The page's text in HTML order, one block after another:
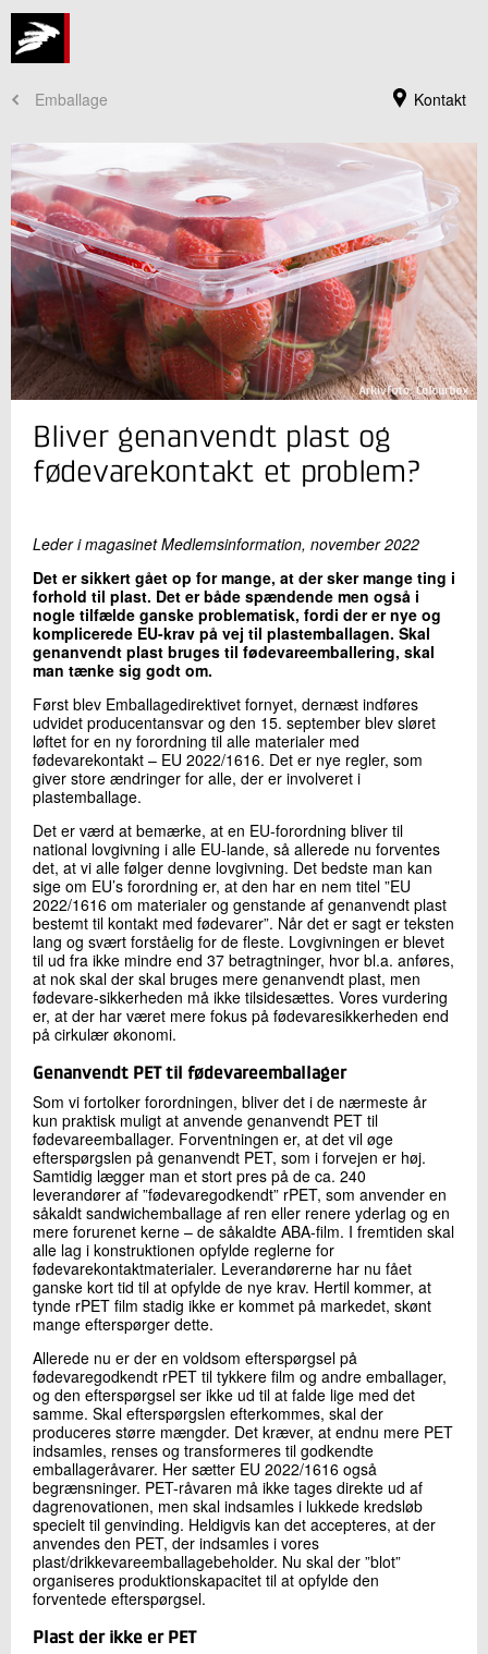
Kontakt
Emballage
Jeg er din kontaktperson
Lars Germann
Centerchef, Civilingeniør, ph.d.
Plast og Emballage
Skriv til mig
Bliver genanvendt plast og
fødevarekontakt et problem?
Leder i magasinet Medlemsinformation, november 2022
Det er sikkert gået op for mange, at der sker mange ting i
forhold til plast. Det er både spændende men også i
nogle tilfælde ganske problematisk, fordi der er nye og
komplicerede EU-krav på vej til plastemballagen. Skal
genanvendt plast bruges til fødevareemballering, skal
man tænke sig godt om.
Først blev Emballagedirektivet fornyet, dernæst indføres
udvidet producentansvar og den 15. september blev sløret
løftet for en ny forordning til alle materialer med
fødevarekontakt – EU 2022/1616. Det er nye regler, som
giver store ændringer for alle, der er involveret i
plastemballage.
Det er værd at bemærke, at en EU-forordning bliver til
national lovgivning i alle EU-lande, så allerede nu forventes
det, at vi alle følger denne lovgivning. Det bedste man kan
sige om EU’s forordning er, at den har en nem titel ”EU
2022/1616 om materialer og genstande af genanvendt plast
bestemt til kontakt med fødevarer”. Når det er sagt er teksten
lang og svært forståelig for de fleste. Lovgivningen er blevet
til ud fra ikke mindre end 37 betragtninger, hvor bl.a. anføres,
at nok skal der skal bruges mere genanvendt plast, men
fødevare-sikkerheden må ikke tilsidesættes. Vores vurdering
er, at der har været mere fokus på fødevaresikkerheden end
på cirkulær økonomi.
Genanvendt PET til fødevareemballager
Som vi fortolker forordningen, bliver det i de nærmeste år
kun praktisk muligt at anvende genanvendt PET til
fødevareemballager. Forventningen er, at det vil øge
efterspørgslen på genanvendt PET, som i forvejen er høj.
Samtidig lægger man et stort pres på de ca. 240
leverandører af ”fødevaregodkendt” rPET, som anvender en
såkaldt sandwichemballage af ren eller renere yderlag og en
mere forurenet kerne – de såkaldte ABA-film. I fremtiden skal
alle lag i konstruktionen opfylde reglerne for
fødevarekontaktmaterialer. Leverandørerne har nu fået
ganske kort tid til at opfylde de nye krav. Hertil kommer, at
tynde rPET film stadig ikke er kommet på markedet, skønt
mange efterspørger dette.
Allerede nu er der en voldsom efterspørgsel på
fødevaregodkendt rPET til tykkere film og andre emballager,
og den efterspørgsel ser ikke ud til at falde lige med det
samme. Skal efterspørgslen efterkommes, skal der
produceres større mængder. Det kræver, at endnu mere PET
indsamles, renses og transformeres til godkendte
emballageråvarer. Her sætter EU 2022/1616 også
begrænsninger. PET-råvaren må ikke tages direkte ud af
dagrenovationen, men skal indsamles i lukkede kredsløb
specielt til genvinding. Heldigvis kan det accepteres, at der
anvendes den PET, der indsamles i vores
plast/drikkevareemballagebeholder. Nu skal der ”blot”
organiseres produktionskapacitet til at opfylde den
forventede efterspørgsel.
Plast der ikke er PET